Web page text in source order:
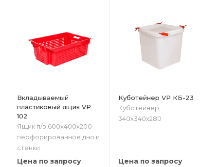
Вкладываемый
пластиковый ящик VP
102
Ящик п/э 600х400х200
перфорированное дно и
стенки
Цена по запросу
Куботейнер VP КБ-23
Куботейнер
340х340х280
Цена по запросу